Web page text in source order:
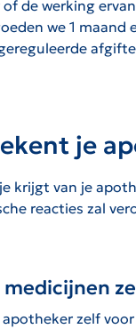
de werking
we 1
je
krijgt van je
reacties zal
zelf